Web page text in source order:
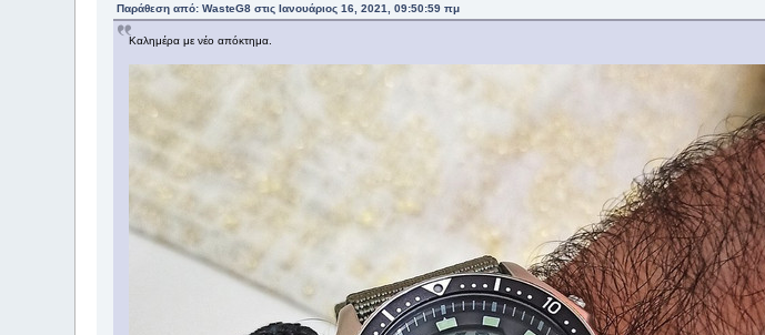
Παράθεση από: WasteG8 στις Ιανουάριος 16, 2021, 09:50:59 πμ
Καλημέρα με νέο απόκτημα.